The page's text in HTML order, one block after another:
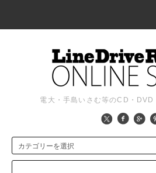
電大・手島いさむ等のCD・DVD